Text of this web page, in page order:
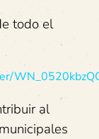
todo el
al